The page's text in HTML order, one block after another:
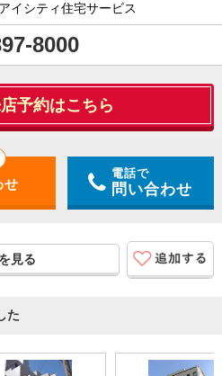
イシティ住宅サービス
8000
予約はこちら
電話で
問い合わせ
見る
た